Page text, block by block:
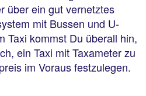
über ein gut vernetztes
mit Bussen und U-
Taxi kommst Du überall hin,
ein Taxi mit Taxameter zu
im Voraus festzulegen.